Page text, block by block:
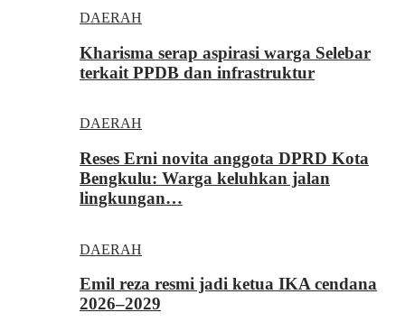
DAERAH
Kharisma serap aspirasi warga Selebar
terkait PPDB dan infrastruktur
DAERAH
Reses Erni novita anggota DPRD Kota
Bengkulu: Warga keluhkan jalan
lingkungan…
DAERAH
Emil reza resmi jadi ketua IKA cendana
2026–2029